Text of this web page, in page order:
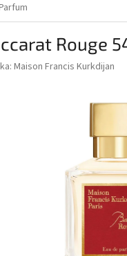
Rouge
Maison Francis Kurkdijan